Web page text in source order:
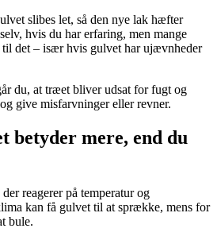
slibes let, så den nye lak hæfter
hvis du har erfaring, men mange
det – især hvis gulvet har ujævnheder
du, at træet bliver udsat for fugt og
give misfarvninger eller revner.
betyder mere, end du
reagerer på temperatur og
kan få gulvet til at sprække, mens for
bule.